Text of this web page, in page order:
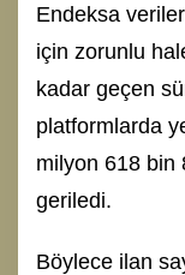
Endeksa
için zorunlu
kadar geçen
platformlarda
milyon 618 bin
geriledi.
Böylece ilan